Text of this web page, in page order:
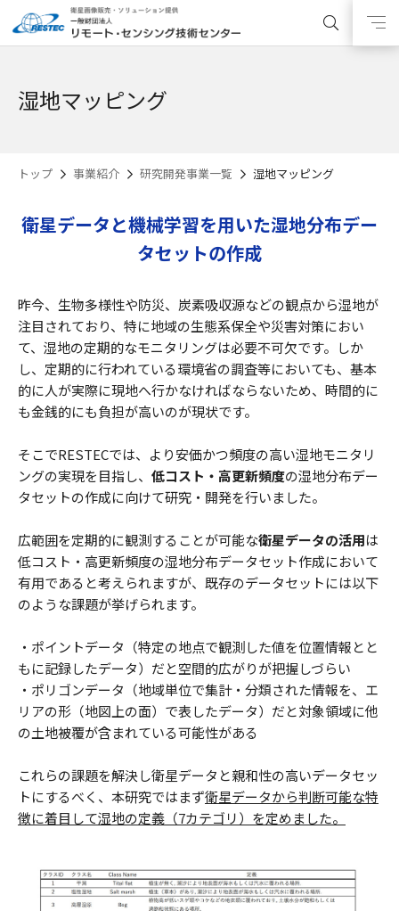
湿地マッピング
トップ 事業紹介 研究開発事業一覧 湿地マッピング
衛星データと機械学習を用いた湿地分布デー
タセットの作成
昨今、生物多様性や防災、炭素吸収源などの観点から湿地が
注目されており、特に地域の生態系保全や災害対策におい
て、湿地の定期的なモニタリングは必要不可欠です。しか
し、定期的に行われている環境省の調査等においても、基本
的に人が実際に現地へ行かなければならないため、時間的に
も金銭的にも負担が高いのが現状です。
そこでRESTECでは、より安価かつ頻度の高い湿地モニタリ
ングの実現を目指し、 低コスト・高更新頻度の湿地分布デー
タセットの作成に向けて研究・開発を行いました。
広範囲を定期的に観測することが可能な衛星データの活用は
低コスト・高更新頻度の湿地分布データセット作成において
有用であると考えられますが、既存のデータセットには以下
のような課題が挙げられます。
・ポイントデータ（特定の地点で観測した値を位置情報とと
もに記録したデータ）だと空間的広がりが把握しづらい
・ポリゴンデータ（地域単位で集計・分類された情報を、エ
リアの形（地図上の面）で表したデータ）だと対象領域に他
の土地被覆が含まれている可能性がある
これらの課題を解決し衛星データと親和性の高いデータセッ
トにするべく、本研究ではまず衛星データから判断可能な特
徴に着目して湿地の定義（7カテゴリ）を定めました。